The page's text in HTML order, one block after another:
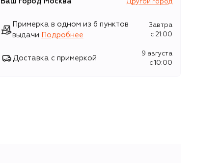
Другой город
Примерка в одном из 6 пунктов
выдачи
Подробнее
Завтра
c 21:00
Доставка с примеркой
9 августа
c 10:00